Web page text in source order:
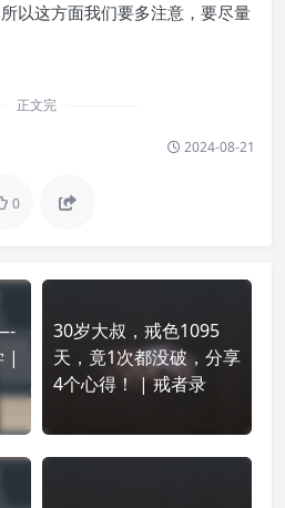
以这方面我们要多注意，要尽量
正文完
2024-08-21
0
|
30岁大叔，戒色1095
天，竟1次都没破，分享
4个心得！ | 戒者录